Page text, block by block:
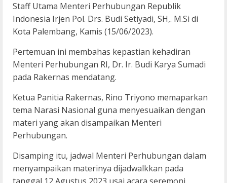
Staff Utama Menteri Perhubungan Republik
Indonesia Irjen Pol. Drs. Budi Setiyadi, SH,. M.Si di
Kota Palembang, Kamis (15/06/2023).
Pertemuan ini membahas kepastian kehadiran
Menteri Perhubungan RI, Dr. Ir. Budi Karya Sumadi
pada Rakernas mendatang.
Ketua Panitia Rakernas, Rino Triyono memaparkan
tema Narasi Nasional guna menyesuaikan dengan
materi yang akan disampaikan Menteri
Perhubungan.
Disamping itu, jadwal Menteri Perhubungan dalam
menyampaikan materinya dijadwalkkan pada